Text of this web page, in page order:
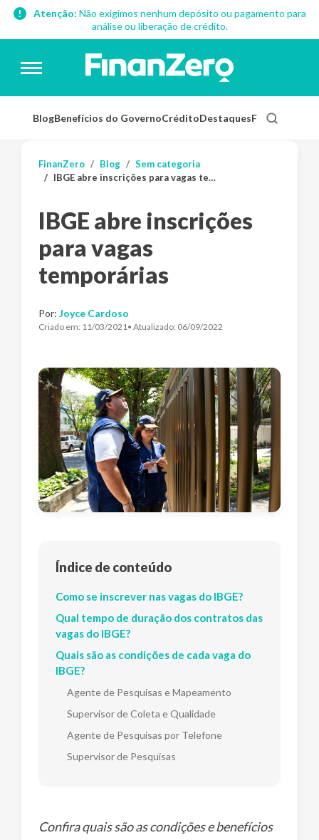
Atenção: Não exigimos nenhum depósito ou pagamento para
análise ou liberação de crédito.
BlogBenefícios do GovernoCréditoDestaquesFinanças
FinanZero Blog
Sem categoria
IBGE abre inscrições para vagas temporárias
IBGE abre inscrições
para vagas
temporárias
Por: Joyce Cardoso
Criado em: 11/03/2021• Atualizado: 06/09/2022
Índice de conteúdo
Como se inscrever nas vagas do IBGE?
Qual tempo de duração dos contratos das
vagas do IBGE?
Quais são as condições de cada vaga do
IBGE?
Agente de Pesquisas e Mapeamento
Supervisor de Coleta e Qualidade
Agente de Pesquisas por Telefone
Supervisor de Pesquisas
Confira quais são as condições e benefícios